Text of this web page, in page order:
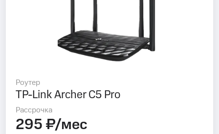
Роутер
TP-Link Archer C5 Pro
Рассрочка
295 ₽/мес